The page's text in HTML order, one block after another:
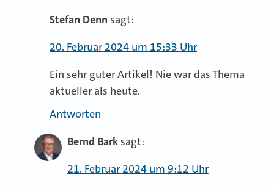
Stefan Denn sagt:
20. Februar 2024 um 15:33 Uhr
Ein sehr guter Artikel! Nie war das Thema
aktueller als heute.
Antworten
Bernd Bark sagt:
21. Februar 2024 um 9:12 Uhr